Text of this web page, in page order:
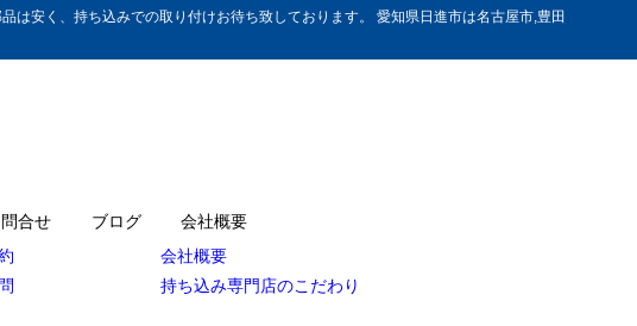
安く、持ち込みでの取り付けお待ち致しております。 愛知県日進市は名古屋市,豊田
合せ
ブログ
会社概要
会社概要
持ち込み専門店のこだわり